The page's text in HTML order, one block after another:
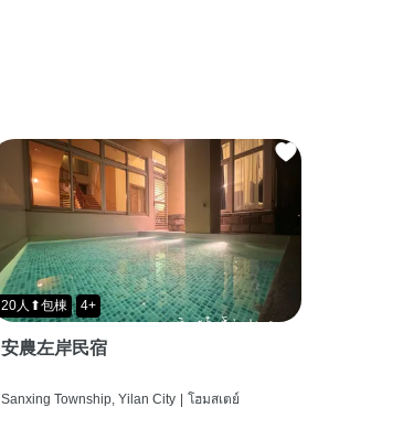
20人⬆包棟 4+
安農左岸民宿
Sanxing Township, Yilan City | โฮมสเตย์